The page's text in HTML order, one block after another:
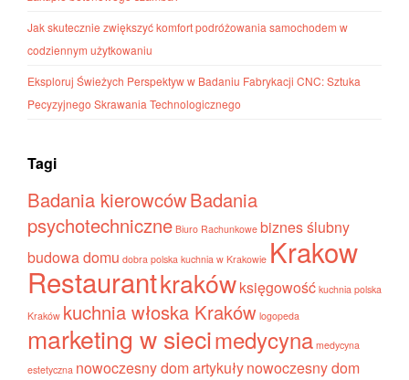
Jak skutecznie zwiększyć komfort podróżowania samochodem w
codziennym użytkowaniu
Eksploruj Świeżych Perspektyw w Badaniu Fabrykacji CNC: Sztuka
Pecyzyjnego Skrawania Technologicznego
Tagi
Badania kierowcówBadania
psychotechniczne Biuro Rachunkowe biznes ślubny
budowa domu dobra polska kuchnia w Krakowie Krakow
Restaurantkrakówksięgowość kuchnia polska
Kraków kuchnia włoska Kraków logopeda
marketing w siecimedycyna medycyna
estetyczna nowoczesny dom artykułynowoczesny dom